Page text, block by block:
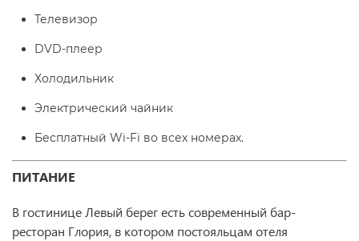
Телевизор
DVD-плеер
Холодильник
Электрический чайник
Бесплатный Wi-Fi во всех номерах.
ПИТАНИЕ
В гостинице Левый берег есть современный бар-
ресторан Глория, в котором постояльцам отеля